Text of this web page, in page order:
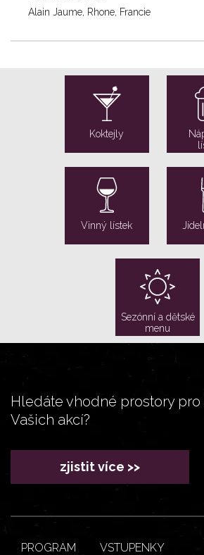
Alain Jaume, Rhone, Francie
Koktejly
Vinný lístek
Sezónní a dětské
menu
Hledáte vhodné prostory pro
Vašich akcí?
zjistit více >>
PROGRAM
VSTUPENKY